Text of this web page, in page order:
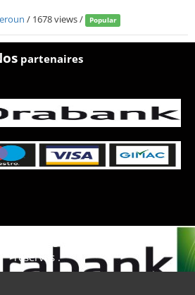
/ 1678 views / Popular
partenaires
voyage-découverte tous droits
réservés .